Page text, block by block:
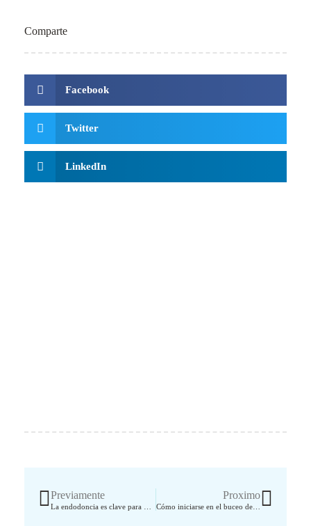
Comparte
Facebook
Twitter
LinkedIn
Previamente Proximo
Cómo iniciarse en el buceo de forma segura y disfrutar de una experiencia inolvidable